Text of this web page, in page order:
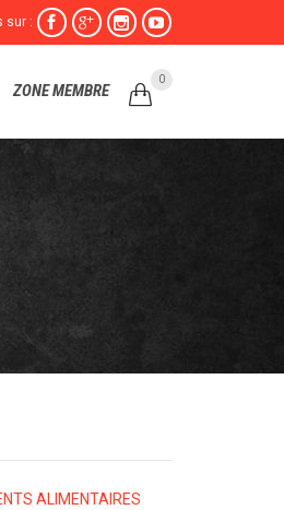
sur :    
to
ZONE MEMBRE 
0
ALIMENTAIRES